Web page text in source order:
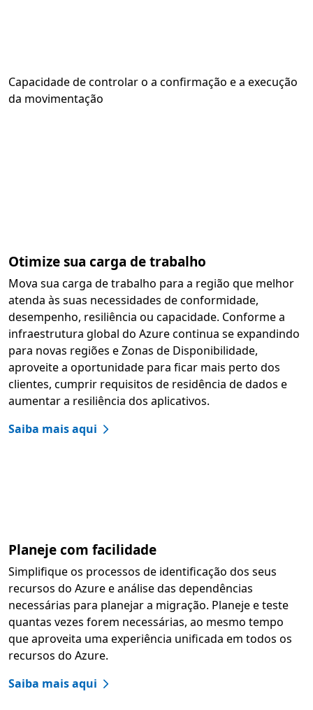
Capacidade de controlar o a confirmação e a execução
da movimentação
Otimize sua carga de trabalho
Mova sua carga de trabalho para a região que melhor
atenda às suas necessidades de conformidade,
desempenho, resiliência ou capacidade. Conforme a
infraestrutura global do Azure continua se expandindo
para novas regiões e Zonas de Disponibilidade,
aproveite a oportunidade para ficar mais perto dos
clientes, cumprir requisitos de residência de dados e
aumentar a resiliência dos aplicativos.
Saiba mais aqui
Planeje com facilidade
Simplifique os processos de identificação dos seus
recursos do Azure e análise das dependências
necessárias para planejar a migração. Planeje e teste
quantas vezes forem necessárias, ao mesmo tempo
que aproveita uma experiência unificada em todos os
recursos do Azure.
Saiba mais aqui